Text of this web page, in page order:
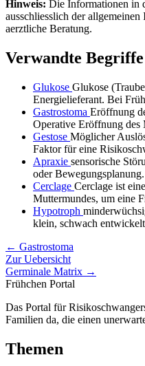
Hinweis: Die Informationen in
ausschliesslich der
aerztliche Beratung.
Verwandte Begriffe
Glukose Glukose
Energielieferant. Bei
Gastrostoma Eröffnung
Operative Eröffnung des
Gestose Möglicher
Faktor für eine
Apraxie sensorische
oder
Cerclage Cerclage ist
Muttermundes, um eine
Hypotroph
klein, schwach entwickelt
← Gastrostoma
Zur Uebersicht
Germinale Matrix →
Frühchen Portal
Das Portal für
Familien da, die einen
Themen